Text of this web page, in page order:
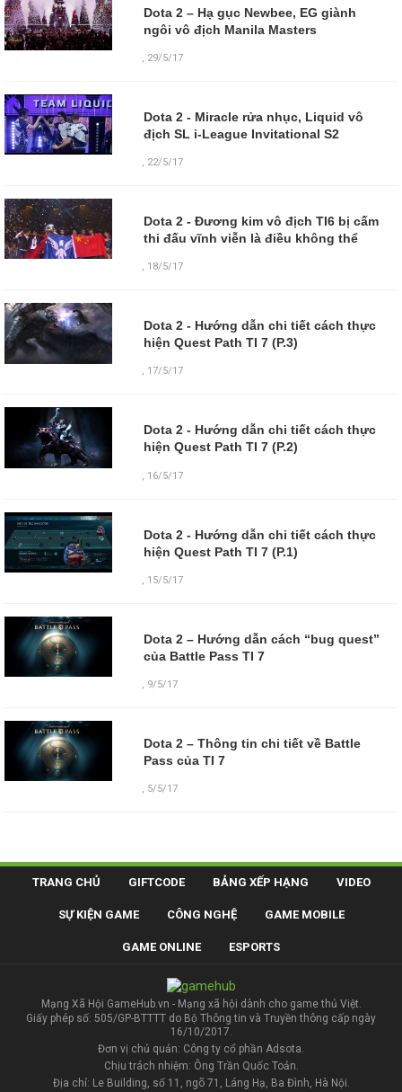
Dota 2 – Hạ gục Newbee, EG giành
ngôi vô địch Manila Masters
, 29/5/17
Dota 2 - Miracle rửa nhục, Liquid vô
địch SL i-League Invitational S2
, 22/5/17
Dota 2 - Đương kim vô địch TI6 bị cấm
thi đấu vĩnh viễn là điều không thể
, 18/5/17
Dota 2 - Hướng dẫn chi tiết cách thực
hiện Quest Path TI 7 (P.3)
, 17/5/17
Dota 2 - Hướng dẫn chi tiết cách thực
hiện Quest Path TI 7 (P.2)
16/5/17
Dota 2 - Hướng dẫn chi tiết cách thực
hiện Quest Path TI 7 (P.1)
, 15/5/17
Dota 2 – Hướng dẫn cách “bug quest”
của Battle Pass TI 7
, 9/5/17
Dota 2 – Thông tin chi tiết về Battle
Pass của TI 7
, 5/5/17
TRANG CHỦ GIFTCODE BẢNG XẾP HẠNG VIDEO
SỰ KIỆN GAME CÔNG NGHỆ GAME MOBILE
GAME ONLINE ESPORTS
Mạng Xã Hội GameHub.vn - Mạng xã hội dành cho game thủ Việt.
Giấy phép số: 505/GP-BTTTT do Bộ Thông tin và Truyền thông cấp ngày
16/10/2017.
Đơn vị chủ quản: Công ty cổ phần Adsota.
Chịu trách nhiệm: Ông Trần Quốc Toản.
Địa chỉ: Le Building, số 11, ngõ 71, Láng Hạ, Ba Đình, Hà Nội.